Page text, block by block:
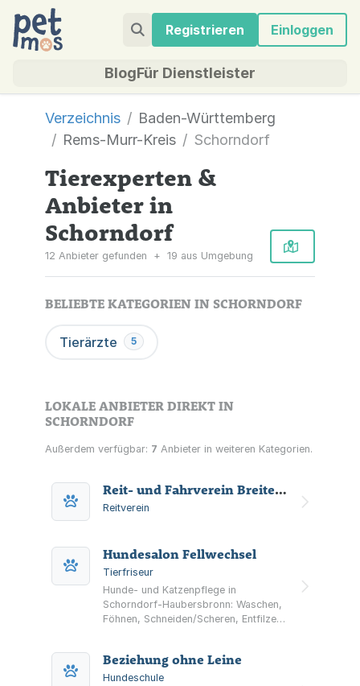
Registrieren Einloggen
BlogFür Dienstleister
Verzeichnis
Baden-Württemberg
Rems-Murr-Kreis
Schorndorf
Tierexperten &
Anbieter in
Schorndorf
12 Anbieter gefunden + 19 aus Umgebung
BELIEBTE KATEGORIEN IN SCHORNDORF
Tierärzte 5
LOKALE ANBIETER DIREKT IN
SCHORNDORF
Außerdem verfügbar: 7 Anbieter in weiteren Kategorien.
Reit- und Fahrverein Breitenfürst e.V.
Reitverein
Hundesalon Fellwechsel
Tierfriseur
Hunde- und Katzenpflege in
Schorndorf-Haubersbronn: Waschen,
Föhnen, Schneiden/Scheren, Entfilzen,
Salon, mobiler Hauspflege und Hol-
Bringservice.
Beziehung ohne Leine
Hundeschule